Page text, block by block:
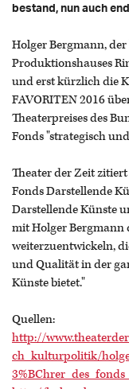
bestand, nun auch
Holger Bergmann,
Produktionshauses
und erst kürzlich die
FAVORITEN 2016
Theaterpreises des
Fonds "strategisch
Theater der Zeit
Fonds Darstellende
Darstellende Künste
mit Holger Bergmann
weiterzuentwickeln,
und Qualität in der
Künste bietet."
Quellen:
http://
ch_kulturpolitik/